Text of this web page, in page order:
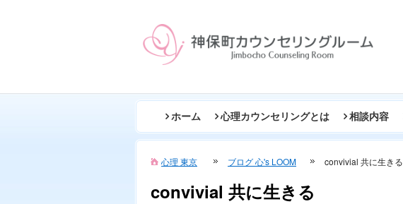
ホーム 心理カウンセリングとは 相談内容
心理 東京 ブログ 心's LOOM convivial 共に生きる
convivial 共に生きる